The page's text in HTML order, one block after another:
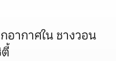
ากาศใน ชางวอน